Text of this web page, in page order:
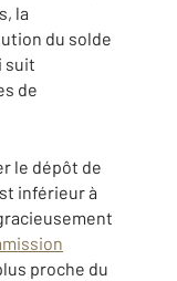
la
du solde
suit
de
le dépôt de
inférieur à
proche du